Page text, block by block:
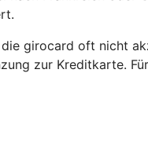
girocard oft nicht
zur Kreditkarte.